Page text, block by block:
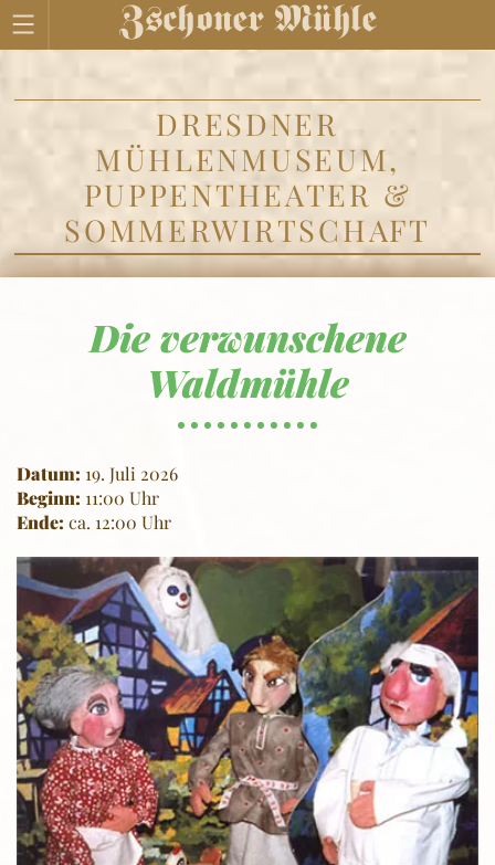
DRESDNER
MÜHLENMUSEUM,
PUPPENTHEATER &
SOMMERWIRTSCHAFT
Die verwunschene
Waldmühle
Datum: 19. Juli 2026
Beginn: 11:00 Uhr
Ende: ca. 12:00 Uhr